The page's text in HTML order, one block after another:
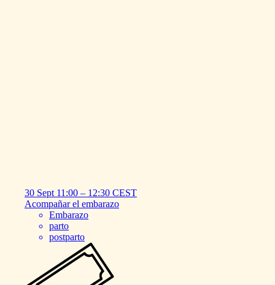
30 Sept 11:00 – 12:30 CEST
Acompañar el embarazo
Embarazo
parto
postparto